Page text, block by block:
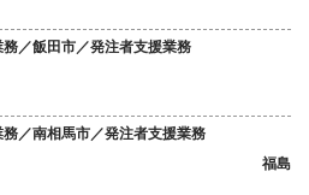
／飯田市／発注者支援業務
／南相馬市／発注者支援業務
福島